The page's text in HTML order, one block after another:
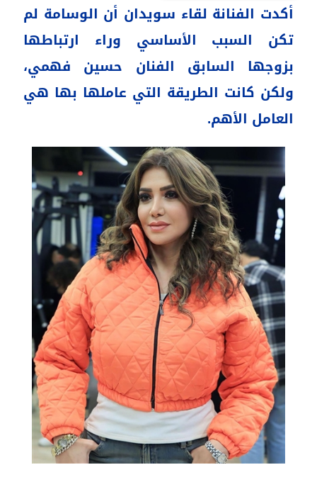
أكدت الفنانة لقاء سويدان أن الوسامة لم
تكن السبب الأساسي وراء ارتباطها
بزوجها السابق الفنان حسين فهمي،
ولكن كانت الطريقة التي عاملها بها هي
العامل الأهم.